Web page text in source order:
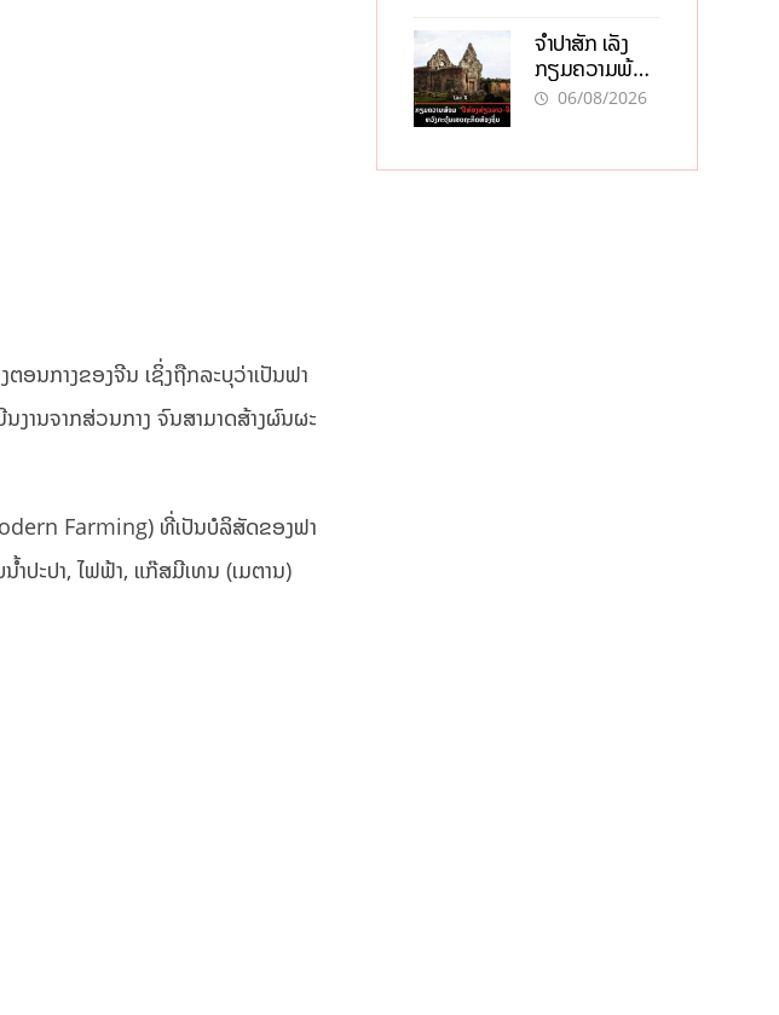
ນກາງຂອງຈີນ ເຊິ່ງຖືກລະບຸວ່າເປັນຟາ
ງານຈາກສ່ວນກາງ ຈົນສາມາດສ້າງຜົນຜະ
Farming) ທີ່ເປັນບໍລິສັດຂອງຟາ
ປະປາ, ໄຟຟ້າ, ແກ໊ສມີເທນ (ເມຕານ)
ຈຳປາສັກ ເລັ່ງ
ກຽມຄວາມພ້ອມ
“ປີທ່ອງທ່ຽວ
ເສດຖະກິດ
06/08/2026